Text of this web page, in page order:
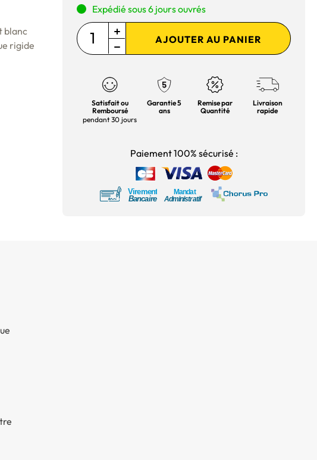
blanc
rigide
Expédié sous 6 jours ouvrés
AJOUTER AU PANIER
Satisfait ou
Remboursé
pendant 30 jours
Garantie 5
ans
Remise par
Quantité
Livraison
rapide
Paiement 100% sécurisé :